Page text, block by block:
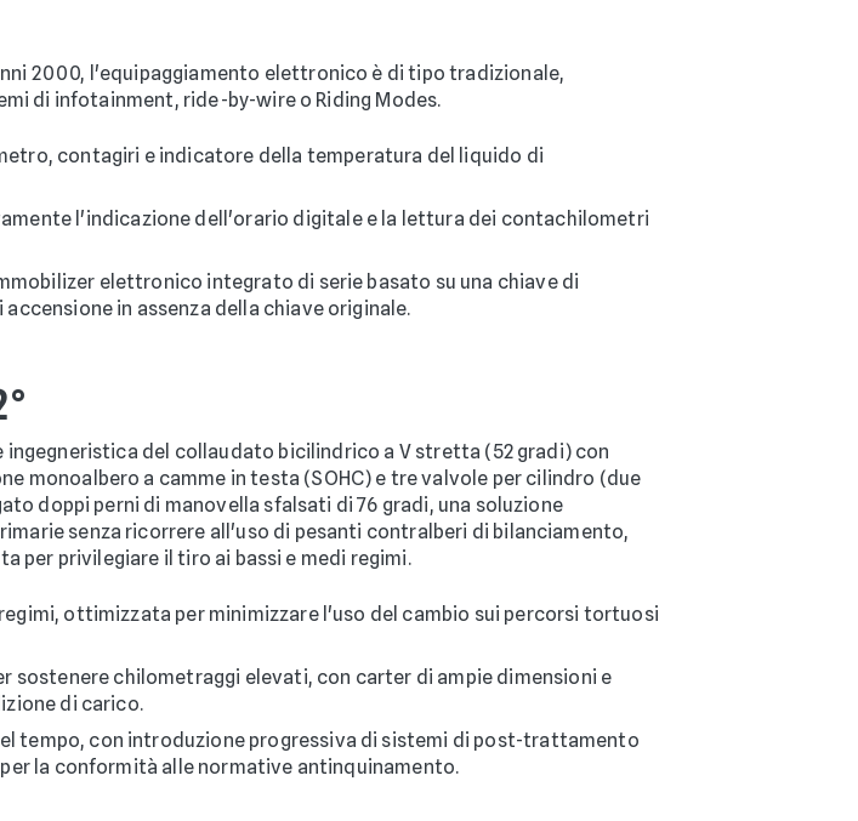
2000, l'equipaggiamento elettronico è di tipo tradizionale,
di infotainment, ride-by-wire o Riding Modes.
contagiri e indicatore della temperatura del liquido di
l'indicazione dell'orario digitale e la lettura dei contachilometri
elettronico integrato di serie basato su una chiave di
in assenza della chiave originale.
ingegneristica del collaudato bicilindrico a V stretta (52 gradi) con
monoalbero a camme in testa (SOHC) e tre valvole per cilindro (due
doppi perni di manovella sfalsati di 76 gradi, una soluzione
senza ricorrere all'uso di pesanti contralberi di bilanciamento,
per privilegiare il tiro ai bassi e medi regimi.
ottimizzata per minimizzare l'uso del cambio sui percorsi tortuosi
chilometraggi elevati, con carter di ampie dimensioni e
di carico.
tempo, con introduzione progressiva di sistemi di post-trattamento
la conformità alle normative antinquinamento.